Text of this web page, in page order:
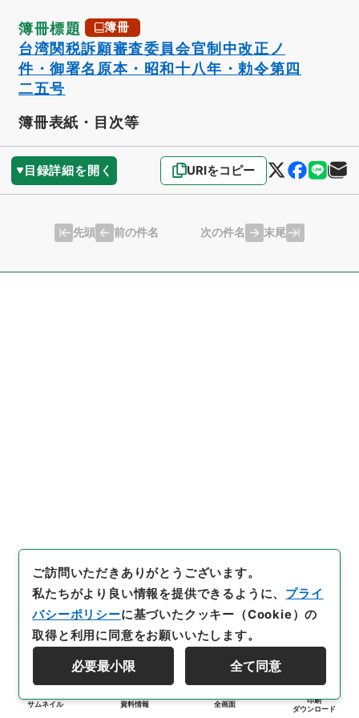
簿冊標題 簿冊
台湾関税訴願審査委員会官制中改正ノ
件・御署名原本・昭和十八年・勅令第四
二五号
簿冊表紙・目次等
目録詳細を開く URIをコピー
先頭 前の件名 次の件名 末尾
サムネイル 資料情報 全画面
印刷
ダウンロード
ご訪問いただきありがとうございます。
私たちがより良い情報を提供できるように、 プライ
バシーポリシーに基づいたクッキー（Cookie）の
取得と利用に同意をお願いいたします。
必要最小限 全て同意